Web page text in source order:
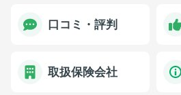
口コミ・評判
取扱保険会社